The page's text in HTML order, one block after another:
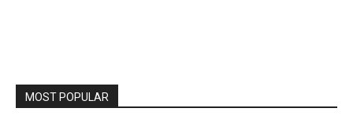
MOST POPULAR